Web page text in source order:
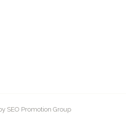
SEO Promotion Group